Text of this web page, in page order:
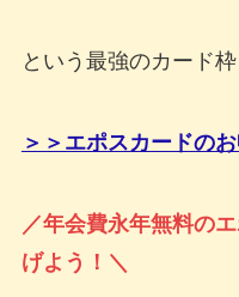
という最強のカード枠
＞＞エポスカードの
／年会費永年無料の
げよう！ ＼